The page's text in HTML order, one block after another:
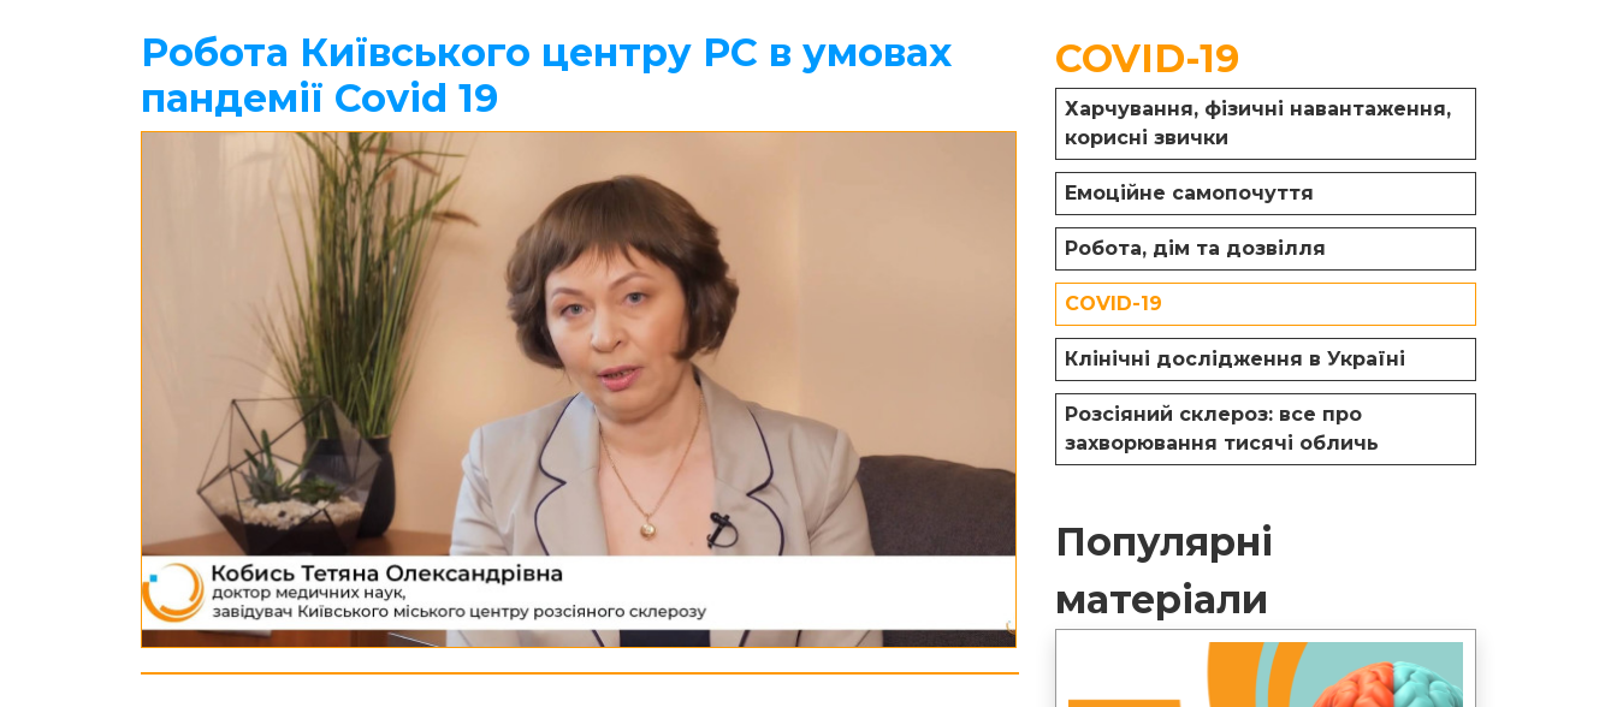
Робота Київського центру РС в умовах
пандемії Covid 19
COVID-19
Харчування, фізичні навантаження,
корисні звички
Емоційне самопочуття
Робота, дім та дозвілля
COVID-19
Клінічні дослідження в Україні
Розсіяний склероз: все про
захворювання тисячі обличь
Популярні
матеріали